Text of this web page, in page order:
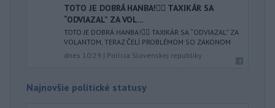
TOTO JE DOBRÁ HANBA!🤦‍♂️ TAXIKÁR SA
“ODVIAZAL” ZA VOL...
TOTO JE DOBRÁ HANBA!🤦‍♂️ TAXIKÁR SA “ODVIAZAL” ZA
VOLANTOM, TERAZ ČELÍ PROBLÉMOM SO ZÁKONOM
dnes 10:29 | Polícia Slovenskej republiky
Najnovšie politické statusy